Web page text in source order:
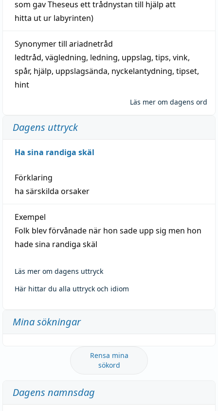
som gav Theseus ett trådnystan till hjälp att
hitta ut ur labyrinten)
Synonymer till ariadnetråd
ledtråd, vägledning, ledning, uppslag, tips, vink,
spår, hjälp, uppslagsända, nyckelantydning, tipset,
hint
Läs mer om dagens ord
Dagens uttryck
Ha sina randiga skäl
Förklaring
ha särskilda orsaker
Exempel
Folk blev förvånade när hon sade upp sig men hon
hade sina randiga skäl
Läs mer om dagens uttryck
Här hittar du alla uttryck och idiom
Mina sökningar
Rensa mina
sökord
Dagens namnsdag